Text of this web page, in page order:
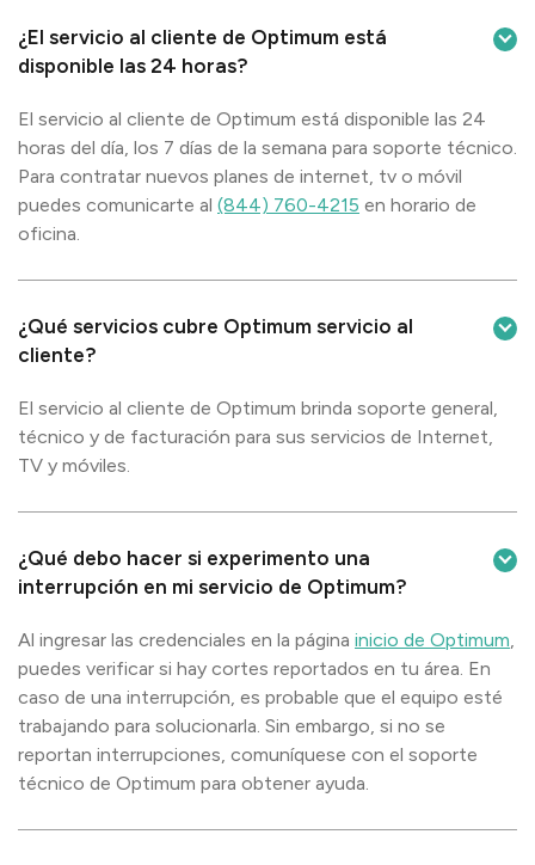
¿El servicio al cliente de Optimum está
disponible las 24 horas?
El servicio al cliente de Optimum está disponible las 24
horas del día, los 7 días de la semana para soporte técnico.
Para contratar nuevos planes de internet, tv o móvil
puedes comunicarte al (844) 760-4215 en horario de
oficina.
¿Qué servicios cubre Optimum servicio al
cliente?
El servicio al cliente de Optimum brinda soporte general,
técnico y de facturación para sus servicios de Internet,
TV y móviles.
¿Qué debo hacer si experimento una
interrupción en mi servicio de Optimum?
Al ingresar las credenciales en la página inicio de Optimum,
puedes verificar si hay cortes reportados en tu área. En
caso de una interrupción, es probable que el equipo esté
trabajando para solucionarla. Sin embargo, si no se
reportan interrupciones, comuníquese con el soporte
técnico de Optimum para obtener ayuda.